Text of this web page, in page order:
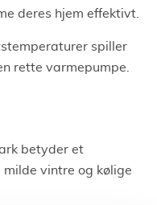
deres hjem effektivt.
spiller
rette varmepumpe.
betyder et
vintre og kølige